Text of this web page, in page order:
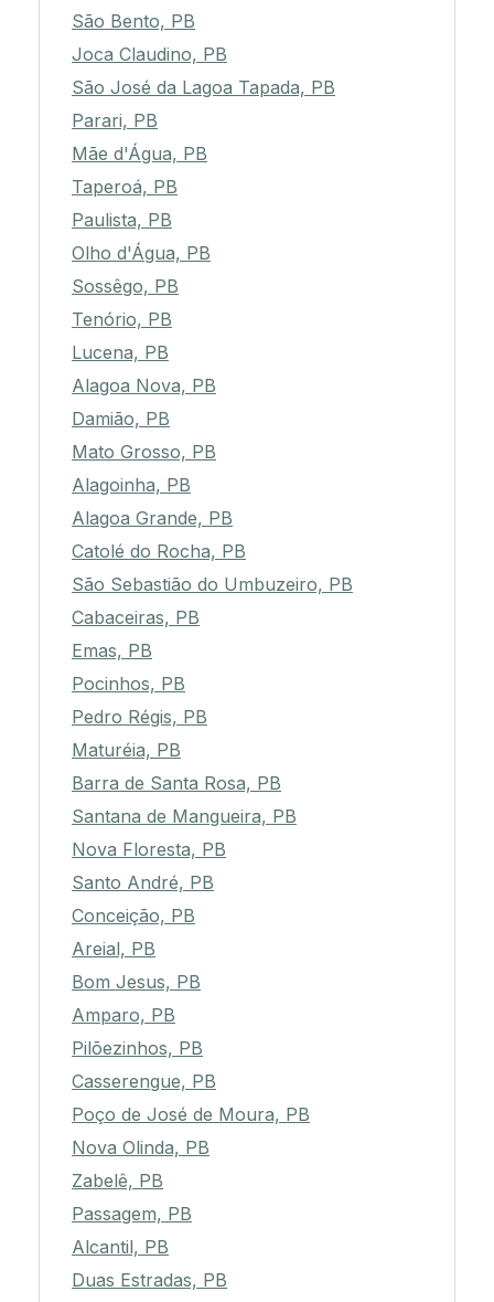
Santa Cruz, PB
São Bento, PB
Joca Claudino, PB
São José da Lagoa Tapada, PB
Parari, PB
Mãe d'Água, PB
Taperoá, PB
Paulista, PB
Olho d'Água, PB
Sossêgo, PB
Tenório, PB
Lucena, PB
Alagoa Nova, PB
Damião, PB
Mato Grosso, PB
Alagoinha, PB
Alagoa Grande, PB
Catolé do Rocha, PB
São Sebastião do Umbuzeiro, PB
Cabaceiras, PB
Emas, PB
Pocinhos, PB
Pedro Régis, PB
Maturéia, PB
Barra de Santa Rosa, PB
Santana de Mangueira, PB
Nova Floresta, PB
Santo André, PB
Conceição, PB
Areial, PB
Bom Jesus, PB
Amparo, PB
Pilõezinhos, PB
Casserengue, PB
Poço de José de Moura, PB
Nova Olinda, PB
Zabelê, PB
Passagem, PB
Alcantil, PB